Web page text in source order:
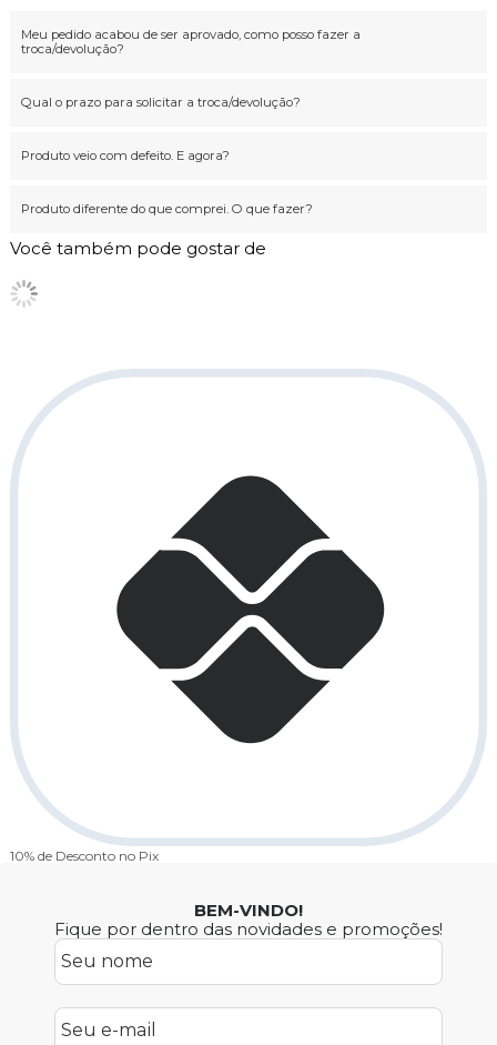
Meu pedido acabou de ser aprovado, como posso fazer a
troca/devolução?
Qual o prazo para solicitar a troca/devolução?
Produto veio com defeito. E agora?
Produto diferente do que comprei. O que fazer?
Você também pode gostar de
10% de Desconto no Pix
BEM-VINDO!
Fique por dentro das novidades e promoções!